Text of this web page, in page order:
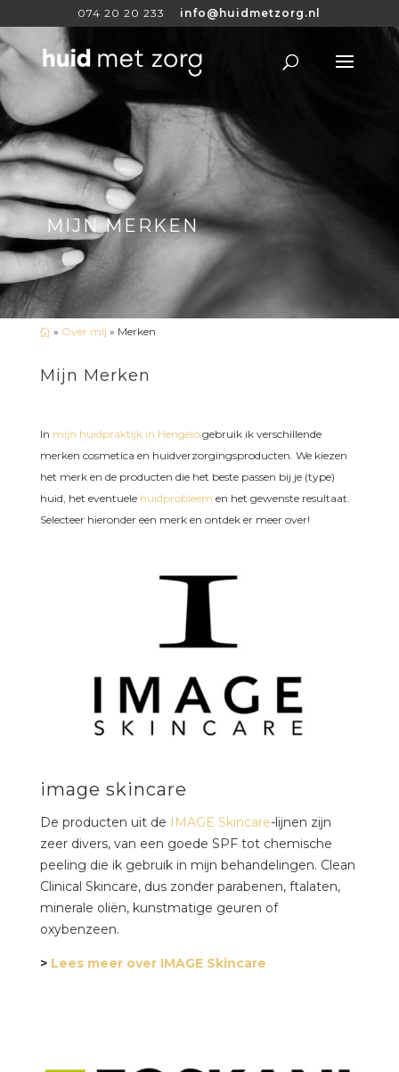
074 20 20 233 info@huidmetzorg.nl
MIJN MERKEN
» Over mij » Merken
Mijn Merken
In mijn huidpraktijk in Hengelogebruik ik verschillende
merken cosmetica en huidverzorgingsproducten. We kiezen
het merk en de producten die het beste passen bij je (type)
huid, het eventuele huidprobleem en het gewenste resultaat.
Selecteer hieronder een merk en ontdek er meer over!
image skincare
De producten uit de IMAGE Skincare-lijnen zijn
zeer divers, van een goede SPF tot chemische
peeling die ik gebruik in mijn behandelingen. Clean
Clinical Skincare, dus zonder parabenen, ftalaten,
minerale oliën, kunstmatige geuren of
oxybenzeen.
> Lees meer over IMAGE Skincare